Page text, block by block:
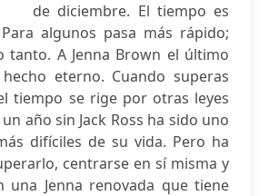
de diciembre. El tiempo es
algunos pasa más rápido;
tanto. A Jenna Brown el último
eterno. Cuando superas
tiempo se rige por otras leyes
año sin Jack Ross ha sido uno
difíciles de su vida. Pero ha
centrarse en sí misma y
una Jenna renovada que tiene